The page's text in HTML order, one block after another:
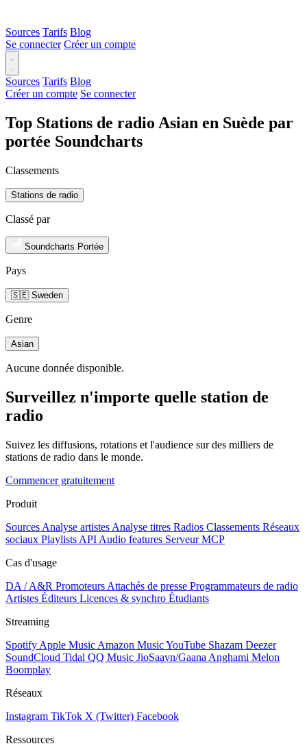
Sources Tarifs Blog
Se connecter Créer un compte
Sources Tarifs Blog
Créer un compte Se connecter
Top Stations de radio Asian en Suède par
portée Soundcharts
Classements
Stations de radio
Classé par
Soundcharts Portée
Pays
🇸🇪 Sweden
Genre
Asian
Aucune donnée disponible.
Surveillez n'importe quelle station de
radio
Suivez les diffusions, rotations et l'audience sur des milliers de
stations de radio dans le monde.
Commencer gratuitement
Produit
Sources Analyse artistes Analyse titres Radios Classements Réseaux
sociaux Playlists API Audio features Serveur MCP
Cas d'usage
DA / A&R Promoteurs Attachés de presse Programmateurs de radio
Artistes Éditeurs Licences & synchro Étudiants
Streaming
Spotify Apple Music Amazon MusicYouTube Shazam Deezer
SoundCloud Tidal QQ Music JioSaavn/Gaana Anghami Melon
Boomplay
Réseaux
Instagram TikTok X (Twitter) Facebook
Ressources